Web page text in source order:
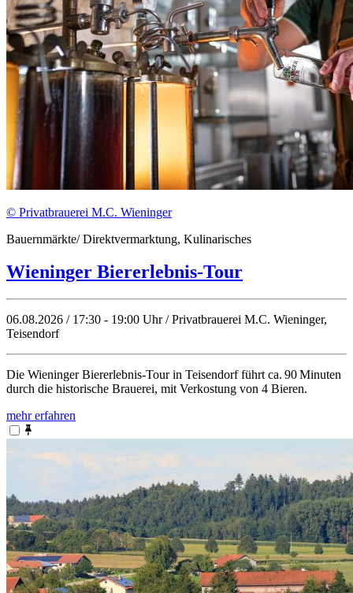
© Privatbrauerei M.C. Wieninger
Bauernmärkte/ Direktvermarktung, Kulinarisches
Wieninger Biererlebnis-Tour
06.08.2026 / 17:30 - 19:00 Uhr / Privatbrauerei M.C. Wieninger,
Teisendorf
Die Wieninger Biererlebnis‑Tour in Teisendorf führt ca. 90 Minuten
durch die historische Brauerei, mit Verkostung von 4 Bieren.
mehr erfahren